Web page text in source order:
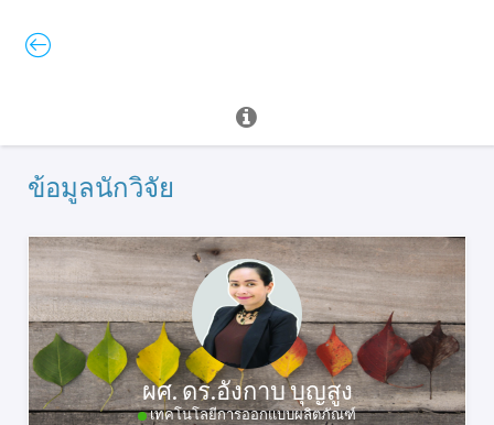
ข้อมูลนักวิจัย
ผศ. ดร.อังกาบ บุญสูง
เทคโนโลยีการออกแบบผลิตภัณฑ์